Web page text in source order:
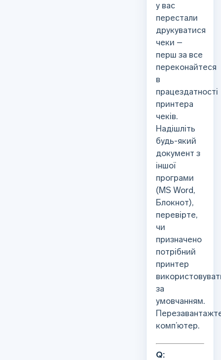
у вас
перестали
друкуватися
чеки –
перш за все
переконайтеся
в
працездатності
принтера
чеків.
Надішліть
будь-який
документ з
іншої
програми
(MS Word,
Блокнот),
перевірте,
чи
призначено
потрібний
принтер
за
умовчанням.
комп’ютер.
Q: